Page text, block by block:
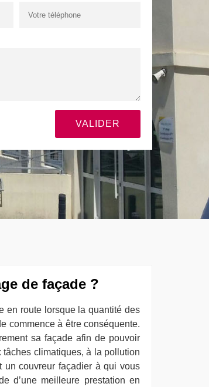
de façade ?
en route lorsque la quantité des
commence à être conséquente.
sa façade afin de pouvoir
climatiques, à la pollution
un couvreur façadier à qui vous
d’une meilleure prestation en